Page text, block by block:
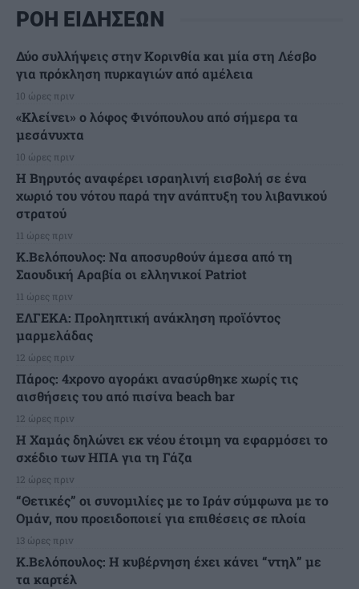
ΡΟΗ ΕΙΔΗΣΕΩΝ
Δύο συλλήψεις στην Κορινθία και μία στη Λέσβο
για πρόκληση πυρκαγιών από αμέλεια
10 ώρες πριν
«Κλείνει» ο λόφος Φινόπουλου από σήμερα τα
μεσάνυχτα
10 ώρες πριν
Η Βηρυτός αναφέρει ισραηλινή εισβολή σε ένα
χωριό του νότου παρά την ανάπτυξη του λιβανικού
στρατού
11 ώρες πριν
Κ.Βελόπουλος: Να αποσυρθούν άμεσα από τη
Σαουδική Αραβία οι ελληνικοί Patriot
11 ώρες πριν
ΕΛΓΕΚΑ: Προληπτική ανάκληση προϊόντος
μαρμελάδας
12 ώρες πριν
Πάρος: 4χρονο αγοράκι ανασύρθηκε χωρίς τις
αισθήσεις του από πισίνα beach bar
12 ώρες πριν
Η Χαμάς δηλώνει εκ νέου έτοιμη να εφαρμόσει το
σχέδιο των ΗΠΑ για τη Γάζα
12 ώρες πριν
“Θετικές” οι συνομιλίες με το Ιράν σύμφωνα με το
Ομάν, που προειδοποιεί για επιθέσεις σε πλοία
13 ώρες πριν
Κ.Βελόπουλος: Η κυβέρνηση έχει κάνει “ντηλ” με
τα καρτέλ